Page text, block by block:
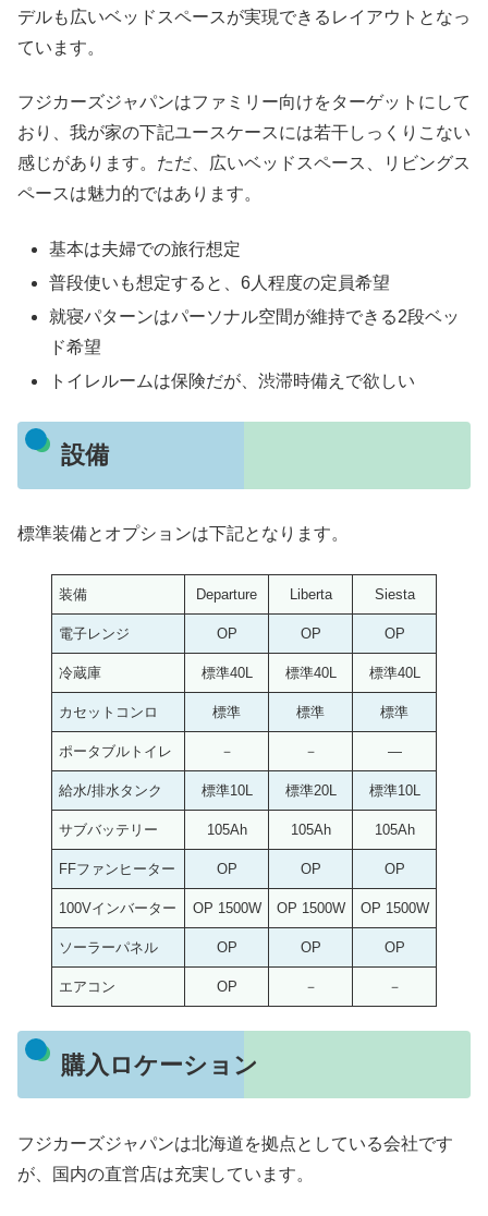
デルも広いベッドスペースが実現できるレイアウトとなっ
ています。
フジカーズジャパンはファミリー向けをターゲットにして
おり、我が家の下記ユースケースには若干しっくりこない
感じがあります。ただ、広いベッドスペース、リビングス
ペースは魅力的ではあります。
基本は夫婦での旅行想定
普段使いも想定すると、6人程度の定員希望
就寝パターンはパーソナル空間が維持できる2段ベッ
ド希望
トイレルームは保険だが、渋滞時備えで欲しい
設備
標準装備とオプションは下記となります。
装備 Departure Liberta Siesta
電子レンジ OP OP OP
冷蔵庫 標準40L 標準40L 標準40L
カセットコンロ 標準 標準 標準
ポータブルトイレ － － ―
給水/排水タンク 標準10L 標準20L 標準10L
サブバッテリー 105Ah 105Ah 105Ah
FFファンヒーター OP OP OP
100Vインバーター OP 1500W OP 1500W OP 1500W
ソーラーパネル OP OP OP
エアコン OP － －
購入ロケーション
フジカーズジャパンは北海道を拠点としている会社です
が、国内の直営店は充実しています。